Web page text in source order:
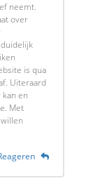
neemt.
over
is qua
Uiteraard
en
Met